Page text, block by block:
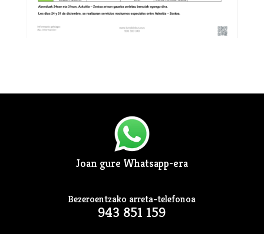
Joan gure Whatsapp-era
Bezeroentzako arreta-telefonoa
943 851 159